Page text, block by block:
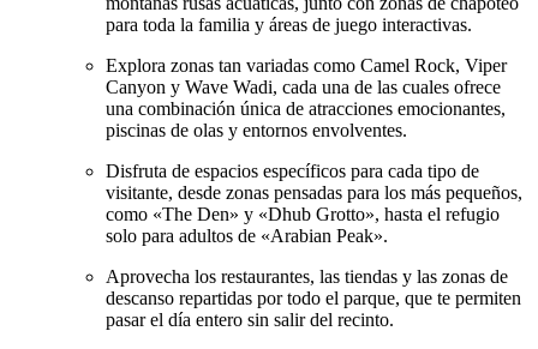
para toda la familia y áreas de juego interactivas.
Explora zonas tan variadas como Camel Rock, Viper
Canyon y Wave Wadi, cada una de las cuales ofrece
una combinación única de atracciones emocionantes,
piscinas de olas y entornos envolventes.
Disfruta de espacios específicos para cada tipo de
visitante, desde zonas pensadas para los más pequeños,
como «The Den» y «Dhub Grotto», hasta el refugio
solo para adultos de «Arabian Peak».
Aprovecha los restaurantes, las tiendas y las zonas de
descanso repartidas por todo el parque, que te permiten
pasar el día entero sin salir del recinto.